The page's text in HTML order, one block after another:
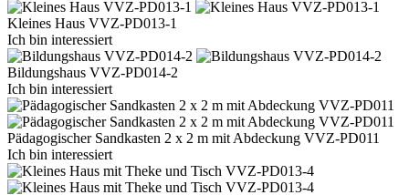
Kleines Haus VVZ-PD013-1
Ich bin interessiert
Bildungshaus VVZ-PD014-2
Ich bin interessiert
Pädagogischer Sandkasten 2 x 2 m mit Abdeckung VVZ-PD011
Ich bin interessiert